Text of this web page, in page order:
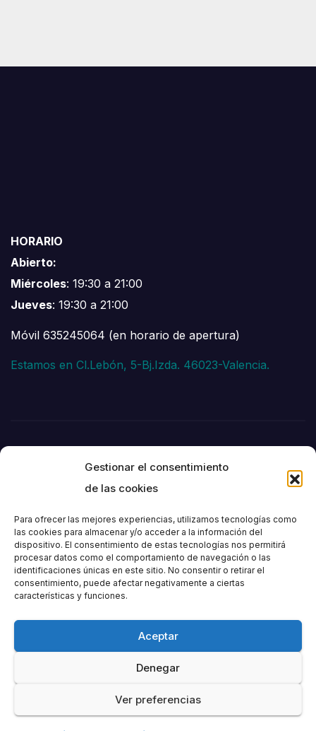
Gestionar el consentimiento
de las cookies
Para ofrecer las mejores experiencias, utilizamos tecnologías como
las cookies para almacenar y/o acceder a la información del
dispositivo. El consentimiento de estas tecnologías nos permitirá
procesar datos como el comportamiento de navegación o las
identificaciones únicas en este sitio. No consentir o retirar el
consentimiento, puede afectar negativamente a ciertas
características y funciones.
Aceptar
Denegar
Ver preferencias
HORARIO
Abierto:
Miércoles: 19:30 a 21:00
Jueves: 19:30 a 21:00
Móvil 635245064 (en horario de apertura)
Estamos en Cl.Lebón, 5-Bj.Izda. 46023-Valencia.
Societat
Excursionista de
València